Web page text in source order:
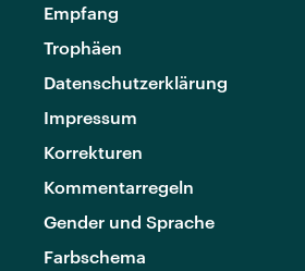
Empfang
Trophäen
Datenschutzerklärung
Impressum
Korrekturen
Kommentarregeln
Gender und Sprache
Farbschema